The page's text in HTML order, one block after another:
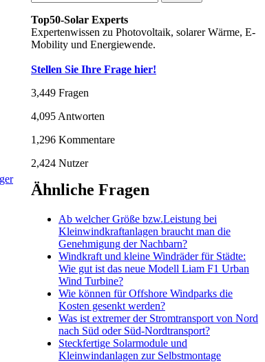
Top50-Solar Experts
Expertenwissen zu Photovoltaik, solarer Wärme, E-
Mobility und Energiewende.
Stellen Sie Ihre Frage hier!
3,449 Fragen
4,095 Antworten
1,296 Kommentare
2,424 Nutzer
Ähnliche Fragen
Ab welcher Größe bzw.Leistung bei
Kleinwindkraftanlagen braucht man die
Genehmigung der Nachbarn?
Windkraft und kleine Windräder für Städte:
Wie gut ist das neue Modell Liam F1 Urban
Wind Turbine?
Wie können für Offshore Windparks die
Kosten gesenkt werden?
Was ist extremer der Stromtransport von Nord
nach Süd oder Süd-Nordtransport?
Steckfertige Solarmodule und
Kleinwindanlagen zur Selbstmontage